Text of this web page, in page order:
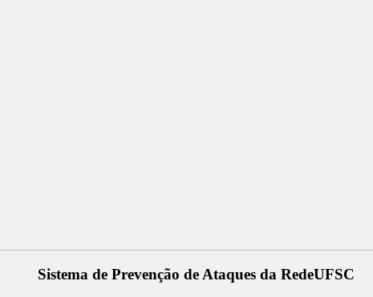
Sistema de Prevenção de Ataques da RedeUFSC